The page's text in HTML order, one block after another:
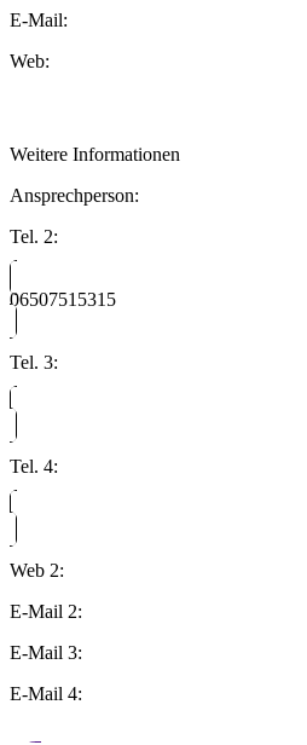
E-Mail:
Web:
Weitere Informationen
Ansprechperson:
Tel. 2:
06507515315
Tel. 3:
Tel. 4:
Web 2:
E-Mail 2:
E-Mail 3:
E-Mail 4: